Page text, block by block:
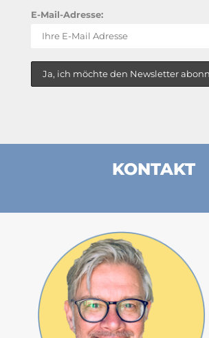
E-Mail-Adresse:
KONTAKT